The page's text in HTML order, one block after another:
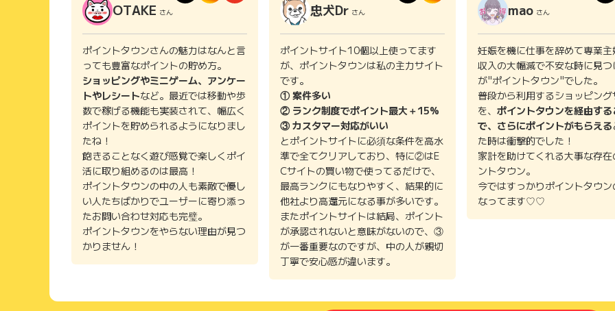
OTAKE さん
ポイントタウンさんの魅力はなんと言
っても豊富なポイントの貯め方。
ショッピングやミニゲーム、アンケー
トやレシートなど。最近では移動や歩
数で稼げる機能も実装されて、幅広く
ポイントを貯められるようになりまし
たね！
飽きることなく遊び感覚で楽しくポイ
活に取り組めるのは最高！
ポイントタウンの中の人も素敵で優し
い人たちばかりでユーザーに寄り添っ
たお問い合わせ対応も完璧。
ポイントタウンをやらない理由が見つ
かりません！
忠犬Dr さん
ポイントサイト10個以上使ってます
が、ポイントタウンは私の主力サイト
です。
① 案件多い
② ランク制度でポイント最大＋15%
③ カスタマー対応がいい
とポイントサイトに必須な条件を高水
準で全てクリアしており、特に②はE
Cサイトの買い物で使ってるだけで、
最高ランクにもなりやすく、結果的に
他社より高還元になる事が多いです。
またポイントサイトは結局、ポイント
が承認されないと意味がないので、③
が一番重要なのですが、中の人が親切
丁寧で安心感が違います。
mao さん
妊娠を機に仕事を辞めて専業
収入の大幅減で不安な時に見
が"ポイントタウン"でした。
普段から利用するショッピン
を、 ポイントタウンを経由する
で、さらにポイントがもらえる
た時は衝撃的でした！
家計を助けてくれる大事な存
ントタウン。
今ではすっかりポイントタウ
なってます♡♡